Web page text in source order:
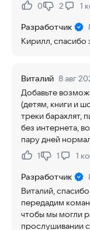
Нравится:
0Не 2 1
Разработчик
Кирилл, спасибо
Виталий 8 авг
Добавьте
(детям, книги и
треки барахлят,
без интернета,
пару дней
Нравится:
1Не 1 1
Разработчик
Виталий,
передадим
чтобы мы могли
прослушивании